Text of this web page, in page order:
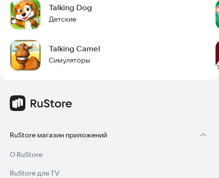
Talking Dog
Детские
Talking Camel
Симуляторы
RuStore магазин приложений
О RuStore
RuStore для TV